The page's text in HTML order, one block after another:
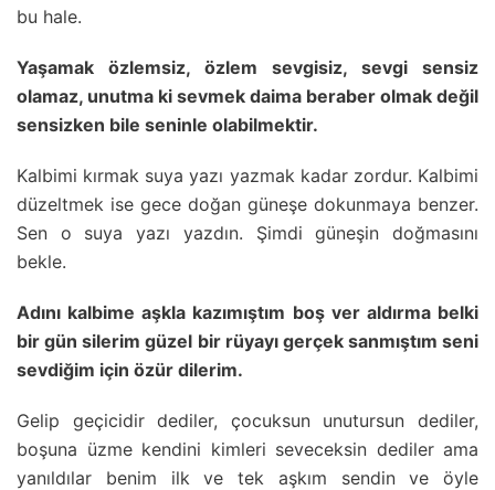
bu hale.
Yaşamak özlemsiz, özlem sevgisiz, sevgi sensiz
olamaz, unutma ki sevmek daima beraber olmak değil
sensizken bile seninle olabilmektir.
Kalbimi kırmak suya yazı yazmak kadar zordur. Kalbimi
düzeltmek ise gece doğan güneşe dokunmaya benzer.
Sen o suya yazı yazdın. Şimdi güneşin doğmasını
bekle.
Adını kalbime aşkla kazımıştım boş ver aldırma belki
bir gün silerim güzel bir rüyayı gerçek sanmıştım seni
sevdiğim için özür dilerim.
Gelip geçicidir dediler, çocuksun unutursun dediler,
boşuna üzme kendini kimleri seveceksin dediler ama
yanıldılar benim ilk ve tek aşkım sendin ve öyle